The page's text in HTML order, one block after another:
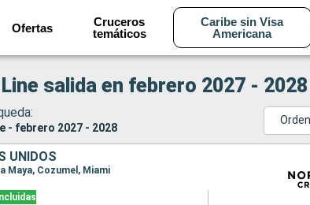
Ofertas
Cruceros
temáticos
Caribe sin Visa
Americana
salida en febrero 2027 - 2028
- febrero 2027 - 2028
UNIDOS
Maya, Cozumel, Miami